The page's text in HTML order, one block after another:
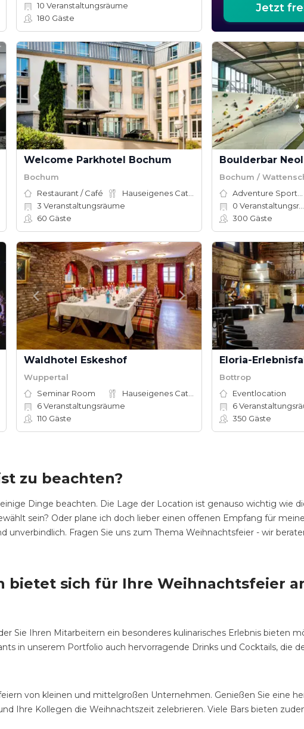
10 Veranstaltungsräume
180 Gäste
Jetzt
Welcome Parkhotel Bochum
Bochum
Restaurant / Café
3 Veranstaltungsräume
60 Gäste
Boulderbar
Bochum /
0 Veranstaltungsräume
300 Gäste
Waldhotel Eskeshof
Wuppertal
Seminar Room
6Veranstaltungsräume
110 Gäste
Eloria-
Bottrop
Eventlocation
6
350 Gäste
zu beachten?
Dinge beachten. Die Lage der Location ist genauso wichtig wie
sein? Oder plane ich doch lieber einen offenen Empfang für
unverbindlich. Fragen Sie uns zum Thema Weihnachtsfeier - wir
bietet sich für Ihre Weihnachtsfeier
Sie Ihren Mitarbeitern ein besonderes kulinarisches Erlebnis bieten
in unserem Portfolio auch hervorragende Drinks und Cocktails, die
von kleinen und mittelgroßen Unternehmen. Genießen Sie eine
Ihre Kollegen die Weihnachtszeit zelebrieren. Viele Bars bieten